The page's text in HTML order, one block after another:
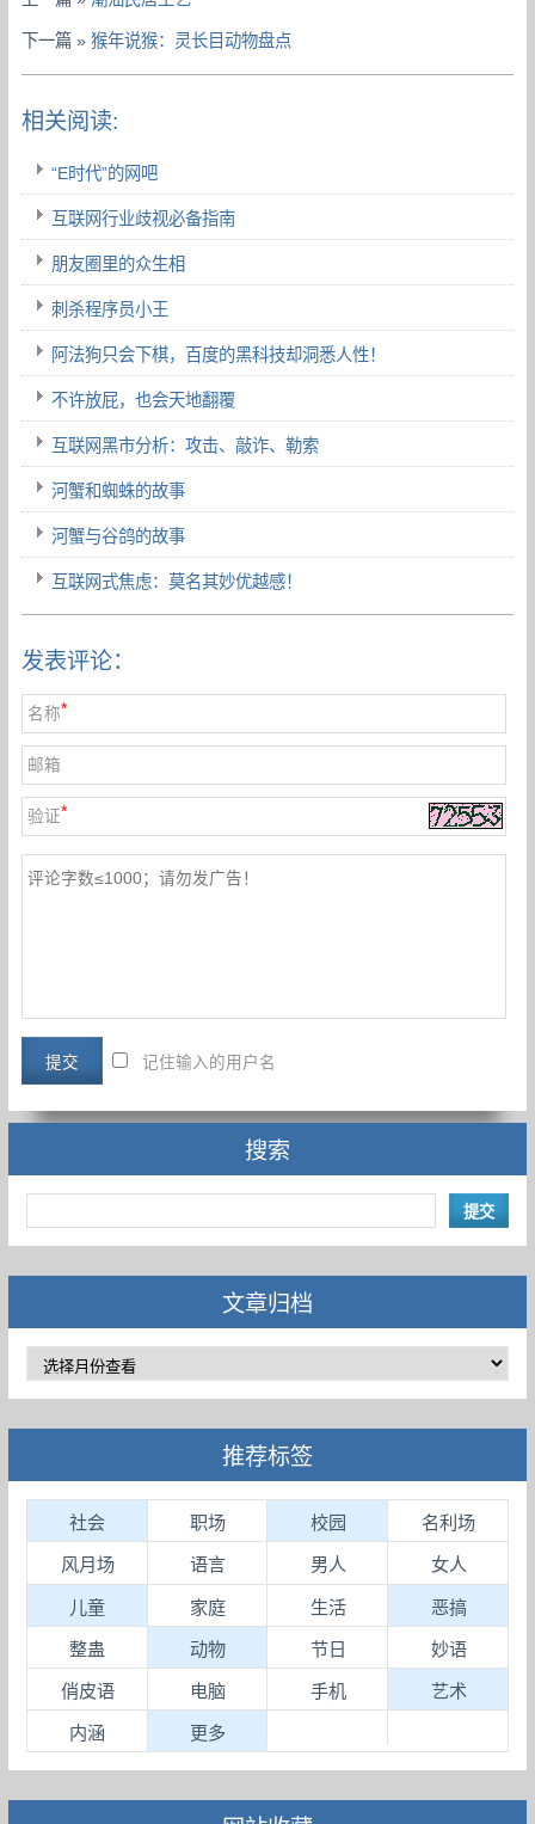
下一篇 »猴年说猴：灵长目动物盘点
相关阅读:
“E时代”的网吧
互联网行业歧视必备指南
朋友圈里的众生相
刺杀程序员小王
阿法狗只会下棋，百度的黑科技却洞悉人性！
不许放屁，也会天地翻覆
互联网黑市分析：攻击、敲诈、勒索
河蟹和蜘蛛的故事
河蟹与谷鸽的故事
互联网式焦虑：莫名其妙优越感！
发表评论：
名称*
邮箱
验证*
记住输入的用户名
搜索
文章归档
推荐标签
社会 职场 校园 名利场
风月场 语言 男人 女人
儿童 家庭 生活 恶搞
整蛊 动物 节日 妙语
俏皮语 电脑 手机 艺术
内涵 更多